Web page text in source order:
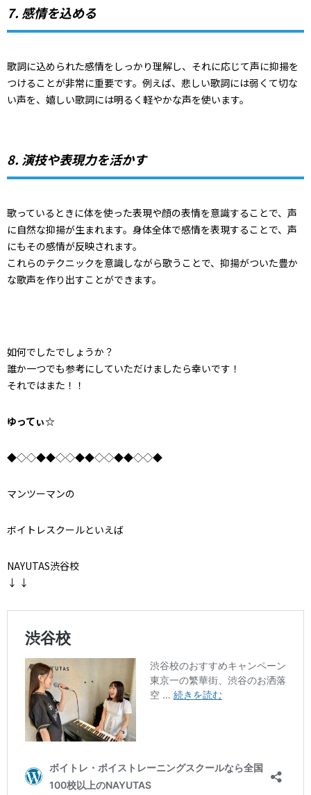
7. 感情を込める
歌詞に込められた感情をしっかり理解し、それに応じて声に抑揚を
つけることが非常に重要です。例えば、悲しい歌詞には弱くて切な
い声を、嬉しい歌詞には明るく軽やかな声を使います。
8. 演技や表現力を活かす
歌っているときに体を使った表現や顔の表情を意識することで、声
に自然な抑揚が生まれます。身体全体で感情を表現することで、声
にもその感情が反映されます。
これらのテクニックを意識しながら歌うことで、抑揚がついた豊か
な歌声を作り出すことができます。
如何でしたでしょうか？
誰か一つでも参考にしていただけましたら幸いです！
それではまた！！
ゆってぃ☆
◆◇◇◆◆◇◇◆◆◇◇◆◆◇◇◆
マンツーマンの
ボイトレスクールといえば
NAYUTAS渋谷校
↓ ↓